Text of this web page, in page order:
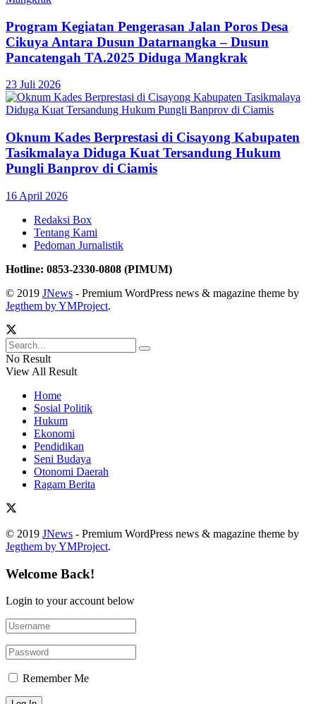
Program Kegiatan Pengerasan Jalan Poros Desa
Cikuya Antara Dusun Datarnangka – Dusun
Pancatengah TA.2025 Diduga Mangkrak
23 Juli 2026
Oknum Kades Berprestasi di Cisayong Kabupaten
Tasikmalaya Diduga Kuat Tersandung Hukum
Pungli Banprov di Ciamis
16 April 2026
Redaksi Box
Tentang Kami
Pedoman Jurnalistik
Hotline: 0853-2330-0808 (PIMUM)
© 2019 JNews - Premium WordPress news & magazine theme by
Jegthem by YMProject.
No Result
View All Result
Home
Sosial Politik
Hukum
Ekonomi
Pendidikan
Seni Budaya
Otonomi Daerah
Ragam Berita
© 2019 JNews - Premium WordPress news & magazine theme by
Jegthem by YMProject.
Welcome Back!
Login to your account below
Remember Me